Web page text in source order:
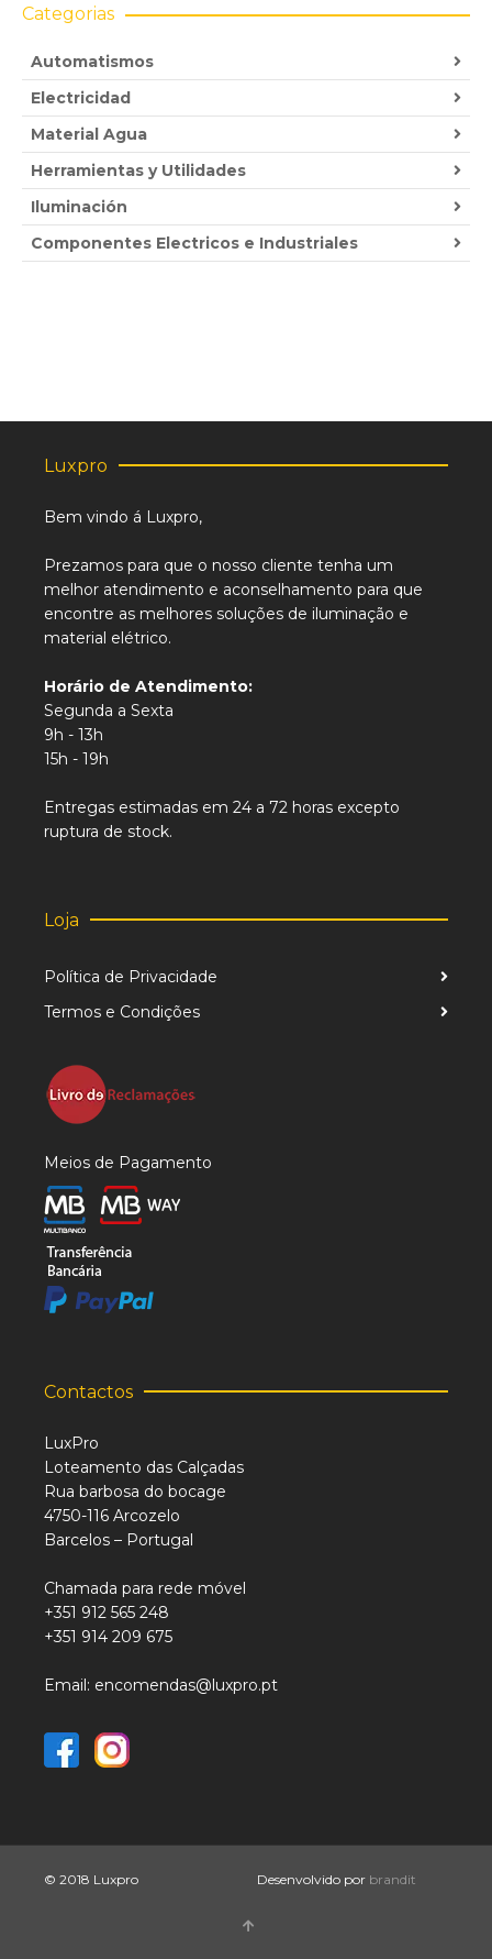
Categorias
Automatismos
Electricidad
Material Agua
Herramientas y Utilidades
Iluminación
Componentes Electricos e Industriales
Luxpro
Bem vindo á Luxpro,
Prezamos para que o nosso cliente tenha um
melhor atendimento e aconselhamento para que
encontre as melhores soluções de iluminação e
material elétrico.
Horário de Atendimento:
Segunda a Sexta
9h - 13h
15h - 19h
Entregas estimadas em 24 a 72 horas excepto
ruptura de stock.
Loja
Política de Privacidade
Termos e Condições
Meios de Pagamento
Contactos
LuxPro
Loteamento das Calçadas
Rua barbosa do bocage
4750-116 Arcozelo
Barcelos – Portugal
Chamada para rede móvel
+351 912 565 248
+351 914 209 675
Email: encomendas@luxpro.pt
© 2018 Luxpro Desenvolvido por brandit